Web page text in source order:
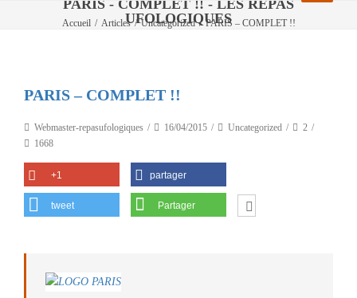
PARIS - COMPLET !! - LES REPAS
UFOLOGIQUES
Accueil / Articles / Uncategorized / PARIS – COMPLET !!
PARIS – COMPLET !!
Webmaster-repasufologiques 16/04/2015 Uncategorized
2
1668
+1 partager
tweet Partager